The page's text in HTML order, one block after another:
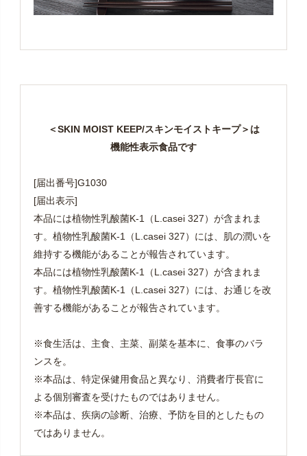
＜SKIN MOIST KEEP/スキンモイストキープ＞は
機能性表示食品です
[届出番号]G1030
[届出表示]
本品には植物性乳酸菌K-1（L.casei 327）が含まれま
す。植物性乳酸菌K-1（L.casei 327）には、肌の潤いを
維持する機能があることが報告されています。
本品には植物性乳酸菌K-1（L.casei 327）が含まれま
す。植物性乳酸菌K-1（L.casei 327）には、お通じを改
善する機能があることが報告されています。
※食生活は、主食、主菜、副菜を基本に、食事のバラ
ンスを。
※本品は、特定保健用食品と異なり、消費者庁長官に
よる個別審査を受けたものではありません。
※本品は、疾病の診断、治療、予防を目的としたもの
ではありません。